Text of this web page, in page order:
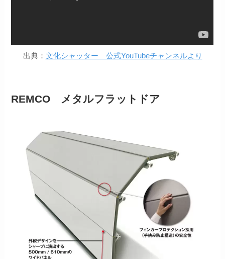
出典： 文化シャッター 公式YouTubeチャンネルより
REMCO メタルフラットドア